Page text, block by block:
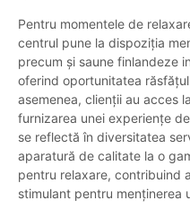
Pentru momentele de
centrul pune la dispoziția
precum și saune finlandeze
oferind oportunitatea
asemenea, clienții au acces
furnizarea unei experiențe
se reflectă în diversitatea
aparatură de calitate la o
pentru relaxare, contribuind
stimulant pentru menținerea